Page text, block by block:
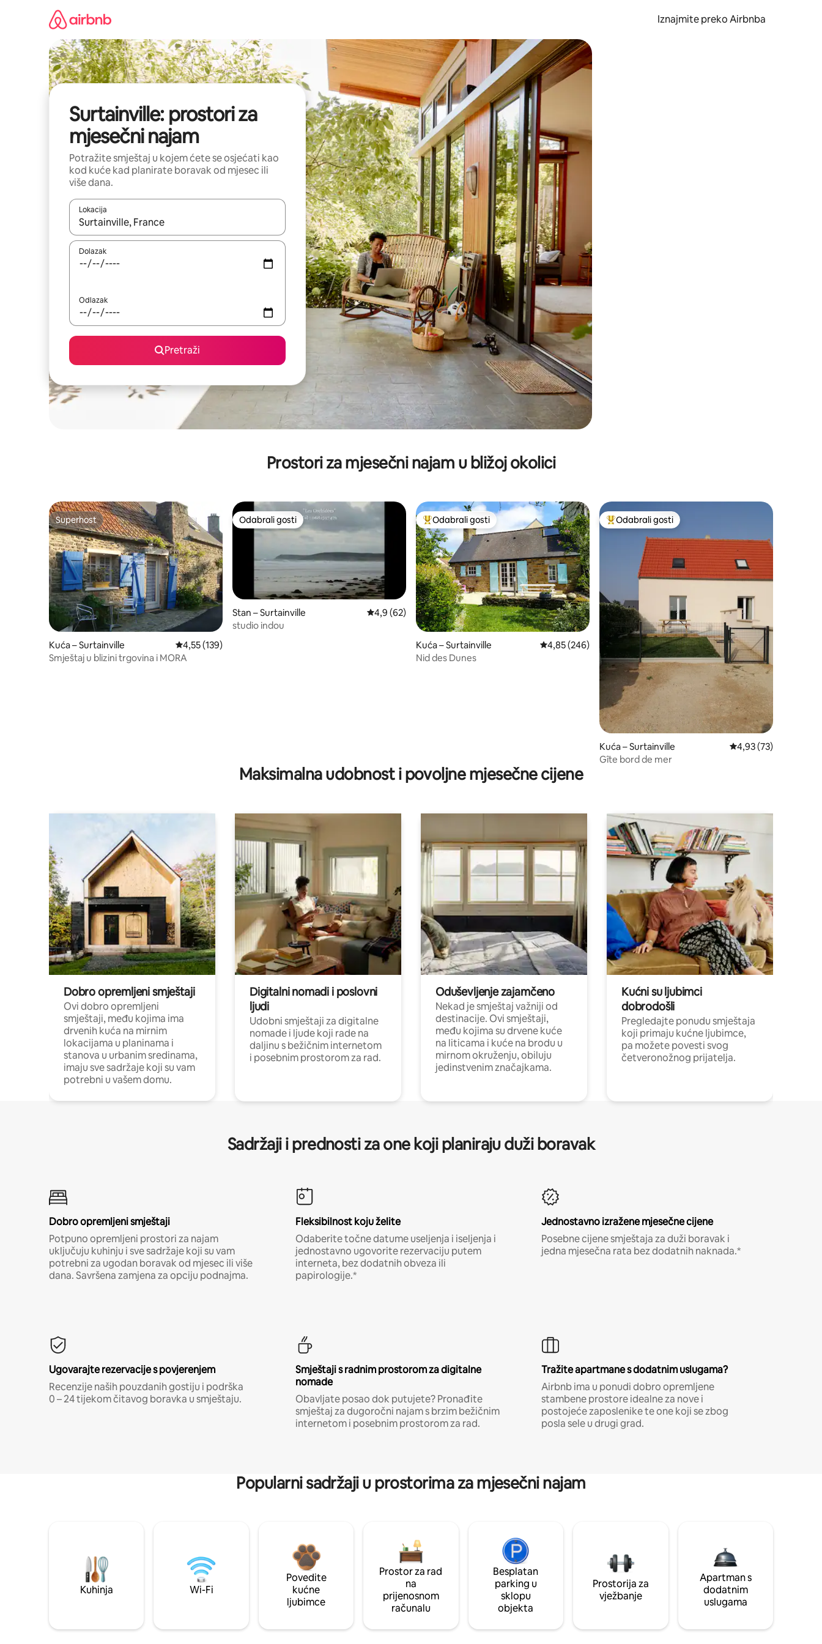
Iznajmite preko Airbnba
Surtainville: prostori za
mjesečni najam
Potražite smještaj u kojem ćete se osjećati kao
kod kuće kad planirate boravak od mjesec ili
više dana.
Lokacija
Kada budu dostupni rezultati, moći ćete ih pregledati koristeći se strelicama prema gore i prema dolje, kao i dodirom ili prelaskom prstom po zaslonu.
Dolazak
Odlazak
Pretraži
Prostori za mjesečni najam u bližoj okolici
Superhost
Superhost
Kuća – Surtainville Prosječna ocjena: 4,55/5, recenzija: 139
4,55 (139)
Smještaj u blizini trgovina i MORA
Odabrali gosti
Odabrali gosti
Stan – Surtainville Prosječna ocjena: 4,9/5, recenzija: 62
4,9 (62)
studio indou
Među najviše rangiranima s oznakom „Odabrali gosti”
Odabrali gosti
Kuća – Surtainville Prosječna ocjena: 4,85/5, recenzija: 246
4,85 (246)
Nid des Dunes
Među najviše rangiranima s oznakom „Odabrali gosti”
Odabrali gosti
Kuća – Surtainville Prosječna ocjena:
4,93 (73)
Gîte bord de mer
Maksimalna udobnost i povoljne mjesečne cijene
Dobro opremljeni smještaji
Ovi dobro opremljeni
smještaji, među kojima ima
drvenih kuća na mirnim
lokacijama u planinama i
stanova u urbanim sredinama,
imaju sve sadržaje koji su vam
potrebni u vašem domu.
Digitalni nomadi i poslovni
ljudi
Udobni smještaji za digitalne
nomade i ljude koji rade na
daljinu s bežičnim internetom
i posebnim prostorom za rad.
Oduševljenje zajamčeno
Nekad je smještaj važniji od
destinacije. Ovi smještaji,
među kojima su drvene kuće
na liticama i kuće na brodu u
mirnom okruženju, obiluju
jedinstvenim značajkama.
Kućni su ljubimci
dobrodošli
Pregledajte ponudu smještaja
koji primaju kućne ljubimce,
pa možete povesti svog
četveronožnog prijatelja.
Sadržaji i prednosti za one koji planiraju duži boravak
Dobro opremljeni smještaji
Potpuno opremljeni prostori za najam
uključuju kuhinju i sve sadržaje koji su vam
potrebni za ugodan boravak od mjesec ili više
dana. Savršena zamjena za opciju podnajma.
Fleksibilnost koju želite
Odaberite točne datume useljenja i iseljenja i
jednostavno ugovorite rezervaciju putem
interneta, bez dodatnih obveza ili
papirologije.*
Jednostavno izražene mjesečne cijene
Posebne cijene smještaja za duži boravak i
jedna mjesečna rata bez dodatnih naknada.*
Ugovarajte rezervacije s povjerenjem
Recenzije naših pouzdanih gostiju i podrška
0 – 24 tijekom čitavog boravka u smještaju.
Smještaji s radnim prostorom za digitalne
nomade
Obavljate posao dok putujete? Pronađite
smještaj za dugoročni najam s brzim bežičnim
internetom i posebnim prostorom za rad.
Tražite apartmane s dodatnim uslugama?
Airbnb ima u ponudi dobro opremljene
stambene prostore idealne za nove i
postojeće zaposlenike te one koji se zbog
posla sele u drugi grad.
Popularni sadržaji u prostorima za mjesečni najam
Kuhinja Wi-Fi
Povedite
kućne
ljubimce
Prostor za rad
na
prijenosnom
računalu
Besplatan
parking u
sklopu
objekta
Prostorija za
vježbanje
Apartman s
dodatnim
uslugama